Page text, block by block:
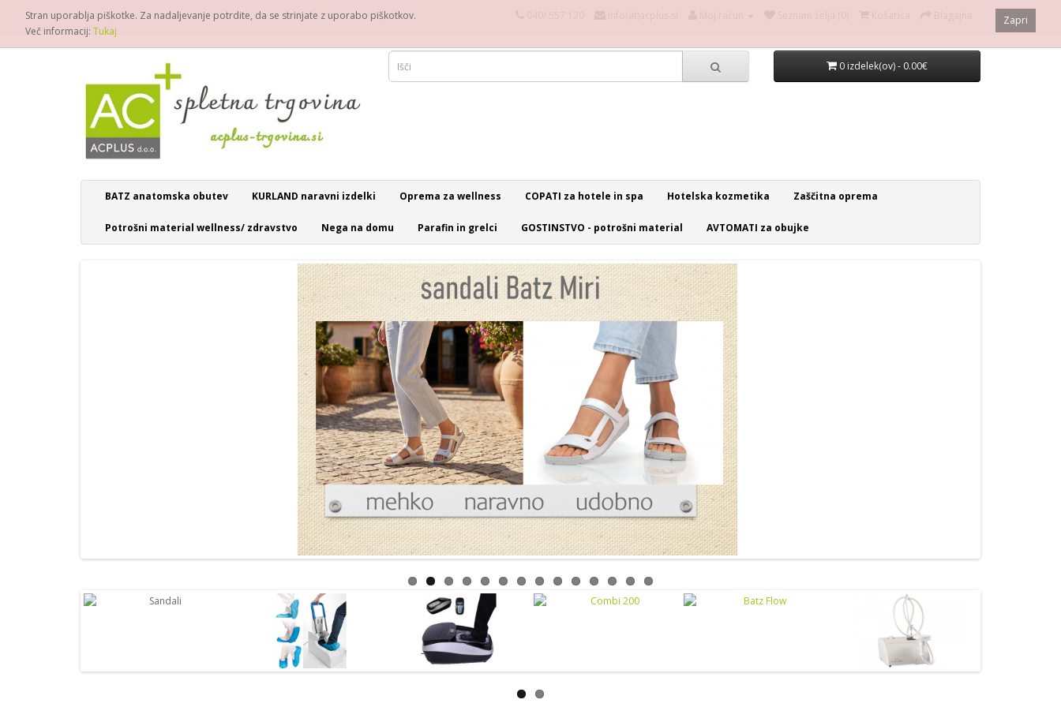
0 izdelek(ov) - 0.00€
BATZ anatomska obutev KURLAND naravni izdelki Oprema za wellness COPATI za hotele in spa Hotelska kozmetika Zaščitna oprema
Potrošni material wellness/ zdravstvo Nega na domu Parafin in grelci GOSTINSTVO - potrošni material AVTOMATI za obujke
Zapri
Stran uporablja piškotke. Za nadaljevanje potrdite, da se strinjate z uporabo piškotkov.
Več informacij: Tukaj